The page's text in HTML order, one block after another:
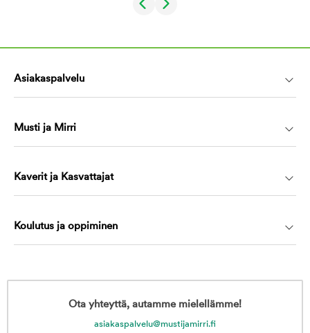
Asiakaspalvelu
Musti ja Mirri
Kaverit ja Kasvattajat
Koulutus ja oppiminen
Ota yhteyttä, autamme mielellämme!
asiakaspalvelu@mustijamirri.fi